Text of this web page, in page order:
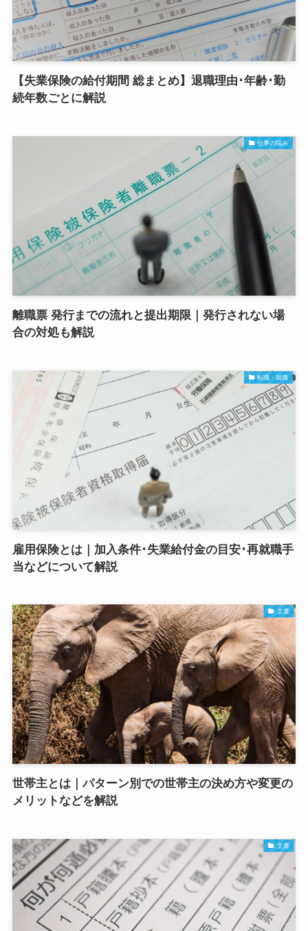
【失業保険の給付期間 総まとめ】退職理由･年齢･勤
続年数ごとに解説
仕事の悩み
離職票 発行までの流れと提出期限｜発行されない場
合の対処も解説
転職・就職
雇用保険とは｜加入条件･失業給付金の目安･再就職手
当などについて解説
文書
世帯主とは｜パターン別での世帯主の決め方や変更の
メリットなどを解説
文書